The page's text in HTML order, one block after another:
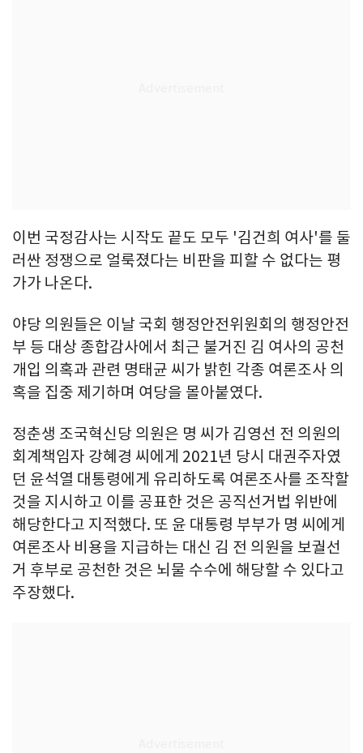
이번 국정감사는 시작도 끝도 모두 '김건희 여사'를 둘
러싼 정쟁으로 얼룩졌다는 비판을 피할 수 없다는 평
가가 나온다.
야당 의원들은 이날 국회 행정안전위원회의 행정안전
부 등 대상 종합감사에서 최근 불거진 김 여사의 공천
개입 의혹과 관련 명태균 씨가 밝힌 각종 여론조사 의
혹을 집중 제기하며 여당을 몰아붙였다.
정춘생 조국혁신당 의원은 명 씨가 김영선 전 의원의
회계책임자 강혜경 씨에게 2021년 당시 대권주자였
던 윤석열 대통령에게 유리하도록 여론조사를 조작할
것을 지시하고 이를 공표한 것은 공직선거법 위반에
해당한다고 지적했다. 또 윤 대통령 부부가 명 씨에게
여론조사 비용을 지급하는 대신 김 전 의원을 보궐선
거 후부로 공천한 것은 뇌물 수수에 해당할 수 있다고
주장했다.